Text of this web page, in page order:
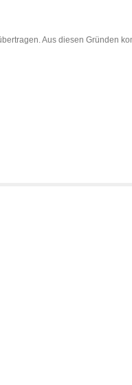
Aus diesen Gründen